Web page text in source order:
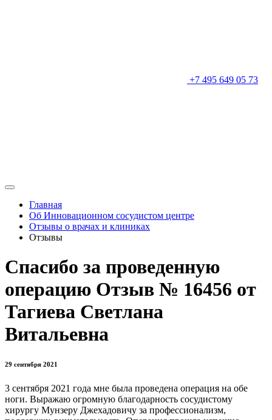
+7 495 649 05 73
Главная
Об Инновационном сосудистом центре
Отзывы о врачах и клиниках
Отзывы
Спасибо за проведенную
операцию Отзыв № 16456 от
Тагиева Светлана
Витальевна
29 сентября 2021
3 сентября 2021 года мне была проведена операция на обе
ноги. Выражаю огромную благодарность сосудистому
хирургу Мунзеру Джехадовичу за профессионализм,